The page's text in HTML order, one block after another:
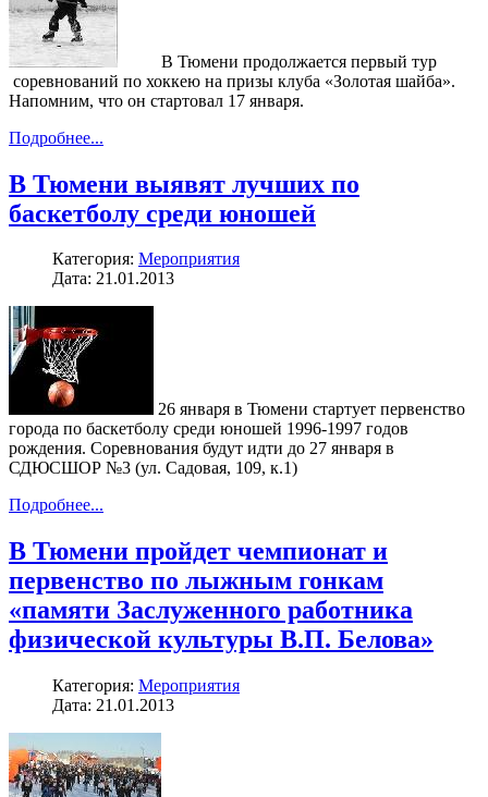
В Тюмени продолжается первый тур
соревнований по хоккею на призы клуба «Золотая шайба».
Напомним, что он стартовал 17 января.
Подробнее...
В Тюмени выявят лучших по
баскетболу среди юношей
Категория: Мероприятия
Дата: 21.01.2013
26 января в Тюмени стартует первенство
города по баскетболу среди юношей 1996-1997 годов
рождения. Соревнования будут идти до 27 января в
СДЮСШОР №3 (ул. Садовая, 109, к.1)
Подробнее...
В Тюмени пройдет чемпионат и
первенство по лыжным гонкам
«памяти Заслуженного работника
физической культуры В.П. Белова»
Категория: Мероприятия
Дата: 21.01.2013